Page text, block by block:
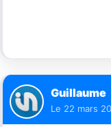
Guillaume
Le 22 mars